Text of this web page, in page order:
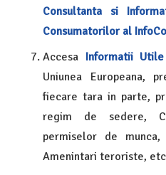
Consultanta si
Consumatorilor al
Accesa Informatii
Uniunea Europeana,
fiecare tara in parte,
regim de sedere,
permiselor de
Amenintari teroriste,